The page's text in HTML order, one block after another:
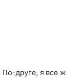
По-друге, я все ж